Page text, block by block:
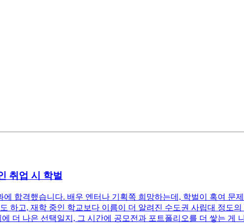
취업 시 학벌
합격했습니다. 배우 엔터나 기획쪽 희망하는데, 학벌이 혹여 문
하고, 재학 중인 학교보다 이름이 더 알려진 수도권 사립대 정도
더 나은 선택일지, 그 시간에 공모전과 포트폴리오를 더 쌓는 게